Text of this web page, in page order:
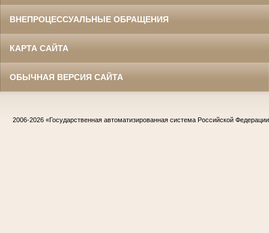
ВНЕПРОЦЕССУАЛЬНЫЕ ОБРАЩЕНИЯ
КАРТА САЙТА
ОБЫЧНАЯ ВЕРСИЯ САЙТА
2006-2026 «Государственная автоматизированная система Российской